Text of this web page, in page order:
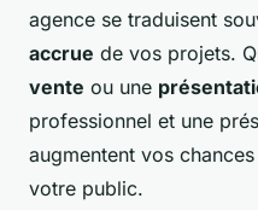
agence se traduisent
accrue de vos projets.
vente ou une
professionnel et une
augmentent vos
votre public.